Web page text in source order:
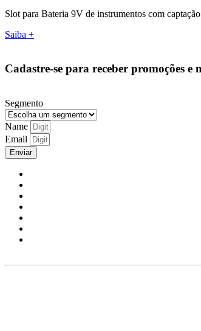
Slot para Bateria 9V de instrumentos com
Saiba +
Cadastre-se para receber promoções e
Segmento
Name
Email
Enviar